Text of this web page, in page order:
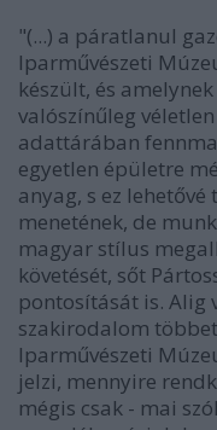
"(...) a páratlanul
Iparművészeti
készült, és
valószínűleg
adattárában
egyetlen épületre
anyag, s ez
menetének, de
magyar stílus
követését, sőt
pontosítását is. Alig
szakirodalom
Iparművészeti
jelzi, mennyire
mégis csak - mai